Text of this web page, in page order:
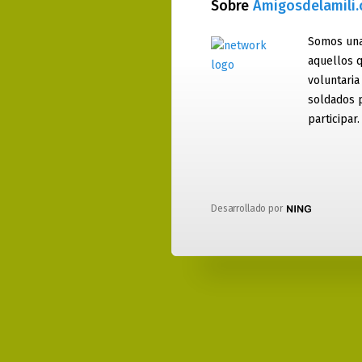
Sobre
Somos
aquellos
voluntaria
soldados
participar.
Desarrollado por